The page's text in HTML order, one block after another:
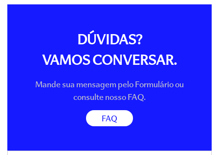
DÚVIDAS?
VAMOS CONVERSAR.
Mande sua mensagem pelo Formulário ou
consulte nosso FAQ.
FAQ